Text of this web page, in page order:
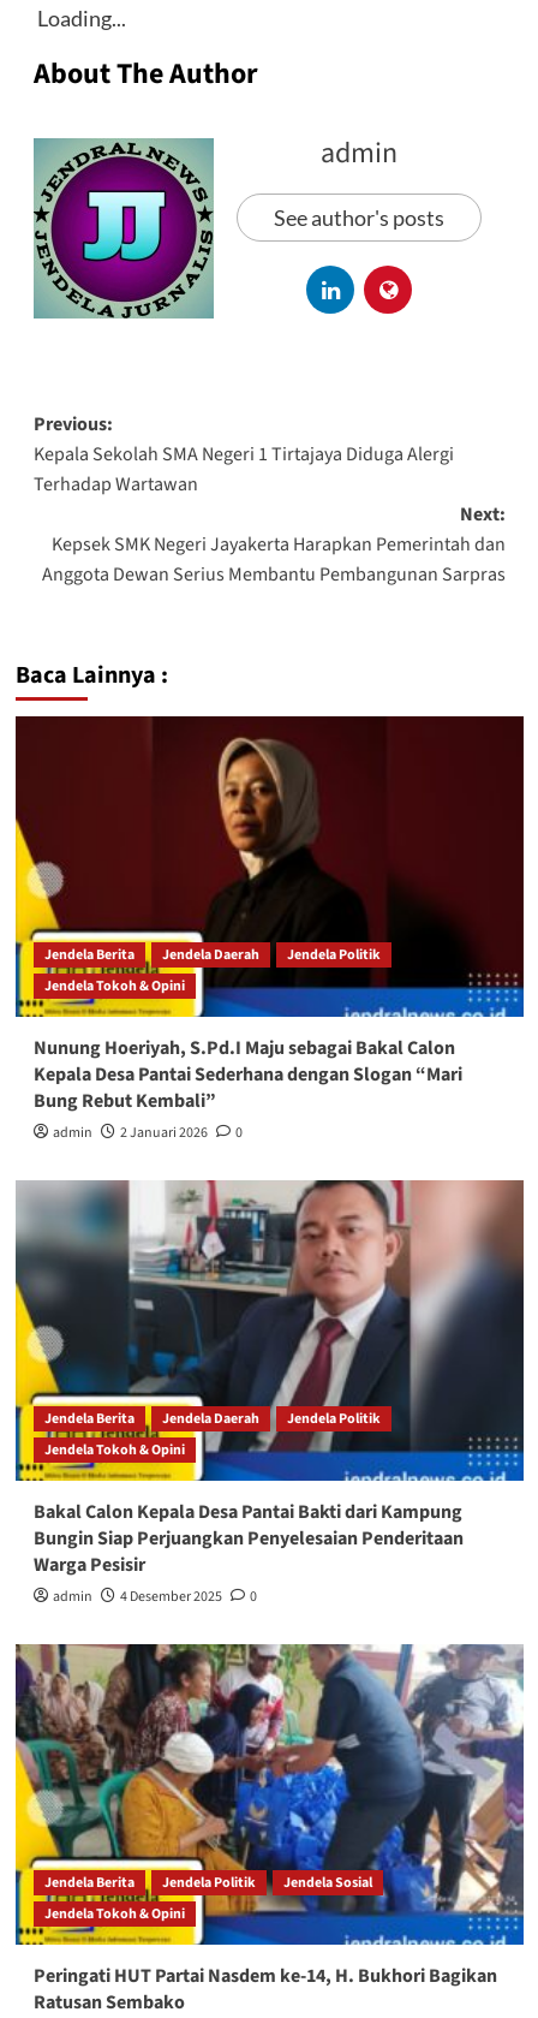
Loading...
About The Author
admin
See author's posts
Previous:
Kepala Sekolah SMA Negeri 1 Tirtajaya Diduga Alergi
Terhadap Wartawan
Next:
Kepsek SMK Negeri Jayakerta Harapkan Pemerintah dan
Anggota Dewan Serius Membantu Pembangunan Sarpras
Baca Lainnya :
Jendela Berita Jendela Daerah
Jendela Politik
Jendela Tokoh & Opini
Nunung Hoeriyah, S.Pd.I Maju sebagai Bakal Calon
Kepala Desa Pantai Sederhana dengan Slogan “Mari
Bung Rebut Kembali”
admin 2 Januari 2026 0
Jendela Berita Jendela Daerah
Jendela Politik
Jendela Tokoh & Opini
Bakal Calon Kepala Desa Pantai Bakti dari Kampung
Bungin Siap Perjuangkan Penyelesaian Penderitaan
Warga Pesisir
admin 4 Desember 2025 0
Jendela Berita Jendela Politik
Jendela Sosial
Jendela Tokoh & Opini
Peringati HUT Partai Nasdem ke-14, H. Bukhori Bagikan
Ratusan Sembako